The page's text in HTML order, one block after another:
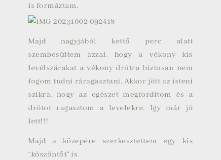
is formáztam.
Majd nagyjából kettő perc alatt
szembesültem azzal, hogy a vékony kis
levélszárakat a vékony drótra biztosan nem
fogom tudni ráragasztani. Akkor jött az isteni
szikra, hogy az egészet megfordítom és a
drótot ragasztom a levelekre. Igy már jó
lett!!!
Majd a közepére szerkesztettem egy kis
“köszöntőt” is.